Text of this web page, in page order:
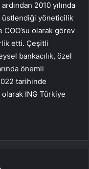
2010 yılında
üstlendiği yöneticilik
olarak görev
etti. Çeşitli
bankacılık, özel
önemli
tarihinde
olarak ING Türkiye